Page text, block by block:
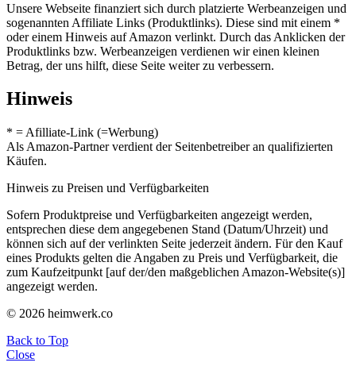
Unsere Webseite finanziert sich durch platzierte Werbeanzeigen und
sogenannten Affiliate Links (Produktlinks). Diese sind mit einem *
oder einem Hinweis auf Amazon verlinkt. Durch das Anklicken der
Produktlinks bzw. Werbeanzeigen verdienen wir einen kleinen
Betrag, der uns hilft, diese Seite weiter zu verbessern.
Hinweis
* = Afilliate-Link (=Werbung)
Als Amazon-Partner verdient der Seitenbetreiber an qualifizierten
Käufen.
Hinweis zu Preisen und Verfügbarkeiten
Sofern Produktpreise und Verfügbarkeiten angezeigt werden,
entsprechen diese dem angegebenen Stand (Datum/Uhrzeit) und
können sich auf der verlinkten Seite jederzeit ändern. Für den Kauf
eines Produkts gelten die Angaben zu Preis und Verfügbarkeit, die
zum Kaufzeitpunkt [auf der/den maßgeblichen Amazon-Website(s)]
angezeigt werden.
© 2026 heimwerk.co
Back to Top
Close